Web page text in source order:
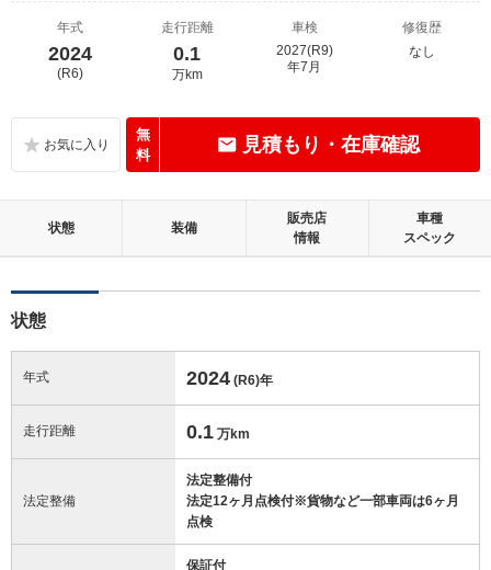
年式
2024
(R6)
走行距離
0.1
万km
車検
2027(R9)
年7月
修復歴
なし
無
料
見積もり・在庫確認
状態 装備
販売店
情報
車種
スペック
状態
年式 2024 (R6)年
走行距離 0.1 万km
法定整備
法定整備付
法定12ヶ月点検付※貨物など一部車両は6ヶ月
点検
保証付